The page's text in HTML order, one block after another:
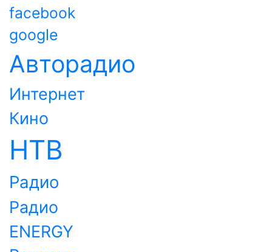
facebook
google
Авторадио
Интернет
Кино
НТВ
Радио
Радио
ENERGY